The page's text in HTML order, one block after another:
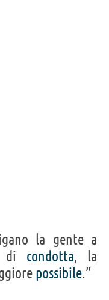
la gente a
di condotta, la
possibile.”